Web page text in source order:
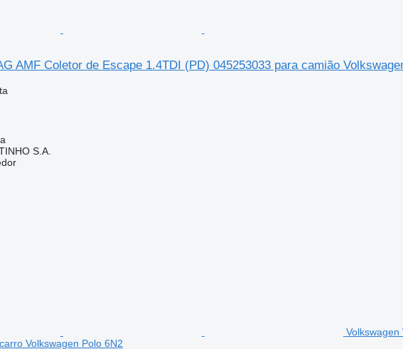
AMF Coletor de Escape 1.4TDI (PD) 045253033 para camião
S.A.
Volkswagen
Volkswagen Polo 6N2